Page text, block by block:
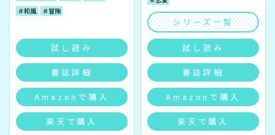
＃和風
＃冒険
試し読み
書誌詳細
Amazonで購入
楽天で購入
シリーズ一覧
試し読み
書誌詳細
Amazonで購入
楽天で購入